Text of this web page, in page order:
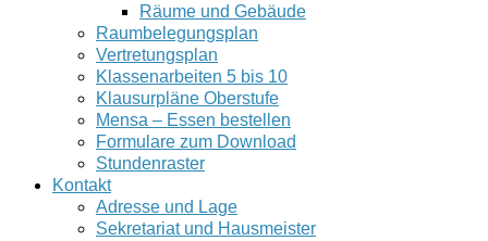
Räume und Gebäude
Raumbelegungsplan
Vertretungsplan
Klassenarbeiten 5 bis 10
Klausurpläne Oberstufe
Mensa – Essen bestellen
Formulare zum Download
Stundenraster
Kontakt
Adresse und Lage
Sekretariat und Hausmeister